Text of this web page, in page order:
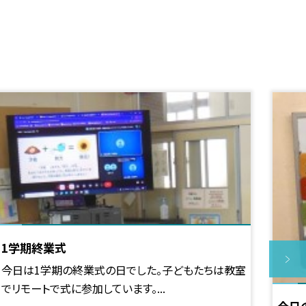
1学期終業式
今日は1学期の終業式の日でした。子どもたちは教室
でリモートで式に参加しています。...